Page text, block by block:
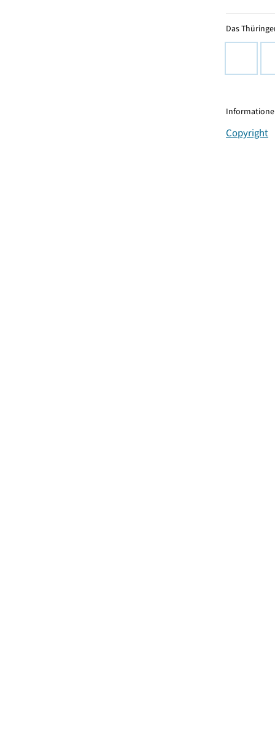
Das
Copyright